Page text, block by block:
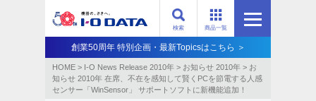
商品一覧
検索
創業50周年 特別企画・最新Topicsはこちら ＞
HOME > I-O News Release 2010年 > お知らせ 2010年 > お
知らせ 2010年 在席、不在を感知して賢くPCを節電する人感
センサー「WinSensor」 サポートソフトに新機能追加！